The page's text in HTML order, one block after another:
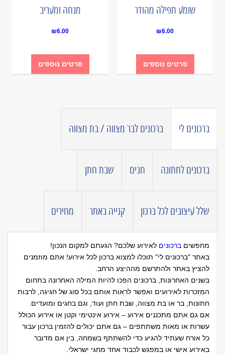
שומע תפילה מהודר
₪6.00
פרטים נוספים
מנחה ומעריב
₪6.00
פרטים נוספים
ברכונים לי ברכונים לבר מצווה / בת מצווה
ברכונים לחתונה חגים שבת חתן
שלל עיצובים לכל ברכון קנייה באתר מחירים
מחפשים ברכונים לאירוע שלכם? הגעתם למקום הנכון!
באתר "ברכונים לי" תוכלו למצוא ברכון לכל אירוע! אתם מוזמנים
להציץ באתר ולהתרשם מההיצע הרחב.
בשנים האחרונות, ברכונים הפכו להיות המילה האחרונה בתחום
המזכרות לאירועים ואפשר לראות אותם בכל סוג של חגיגה, לרבות
חתונות, בר או בת מצווה, שבת חתן ועוד, וגם בחגים ומועדים.
אם גם אתם מתכננים אירוע – אירוע אינטימי וקטן או אירוע הכולל
עשרות או מאות משתתפים – גם אתם יכולים להזמין ברכון עבור
כל אורח שעתיד להגיע כדי להשתתף בשמחה, בין אם מדובר
באירוע אישי או במפגש לכבוד אחד מחגי ישראלי.